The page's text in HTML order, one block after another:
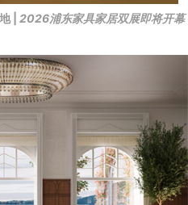
| 2026浦东家具家居双展即将开幕